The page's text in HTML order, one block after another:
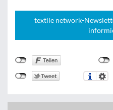
textile network-